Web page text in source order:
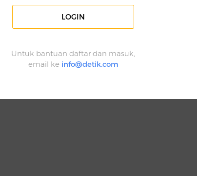
LOGIN
Untuk bantuan daftar dan masuk,
email ke info@detik.com